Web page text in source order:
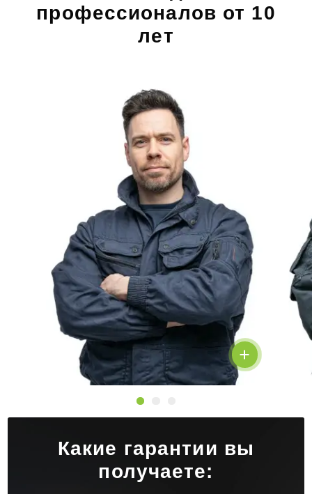
профессионалов от 10
лет
Какие гарантии вы
получаете: